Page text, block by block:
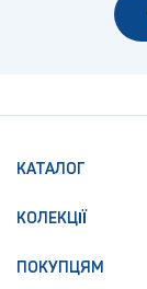
КАТАЛОГ
КОЛЕКЦІЇ
ПОКУПЦЯМ